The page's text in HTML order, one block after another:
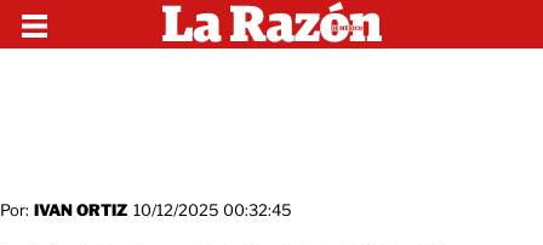
Por: IVAN ORTIZ 10/12/2025 00:32:45